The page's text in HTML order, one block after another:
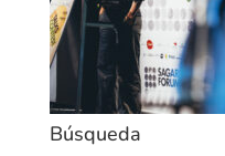
Búsqueda